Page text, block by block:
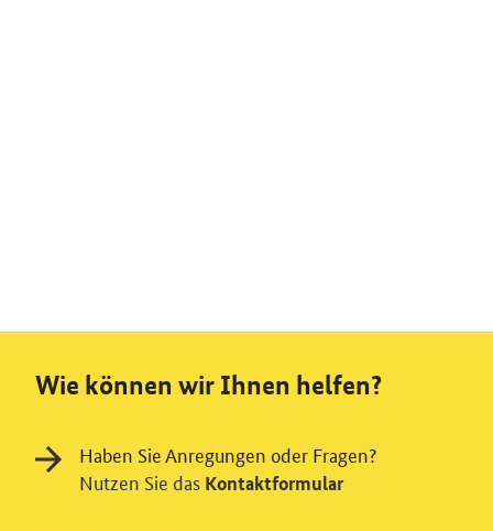
Wie können wir Ihnen helfen?
Haben Sie Anregungen oder Fragen?
Nutzen Sie das Kontaktformular